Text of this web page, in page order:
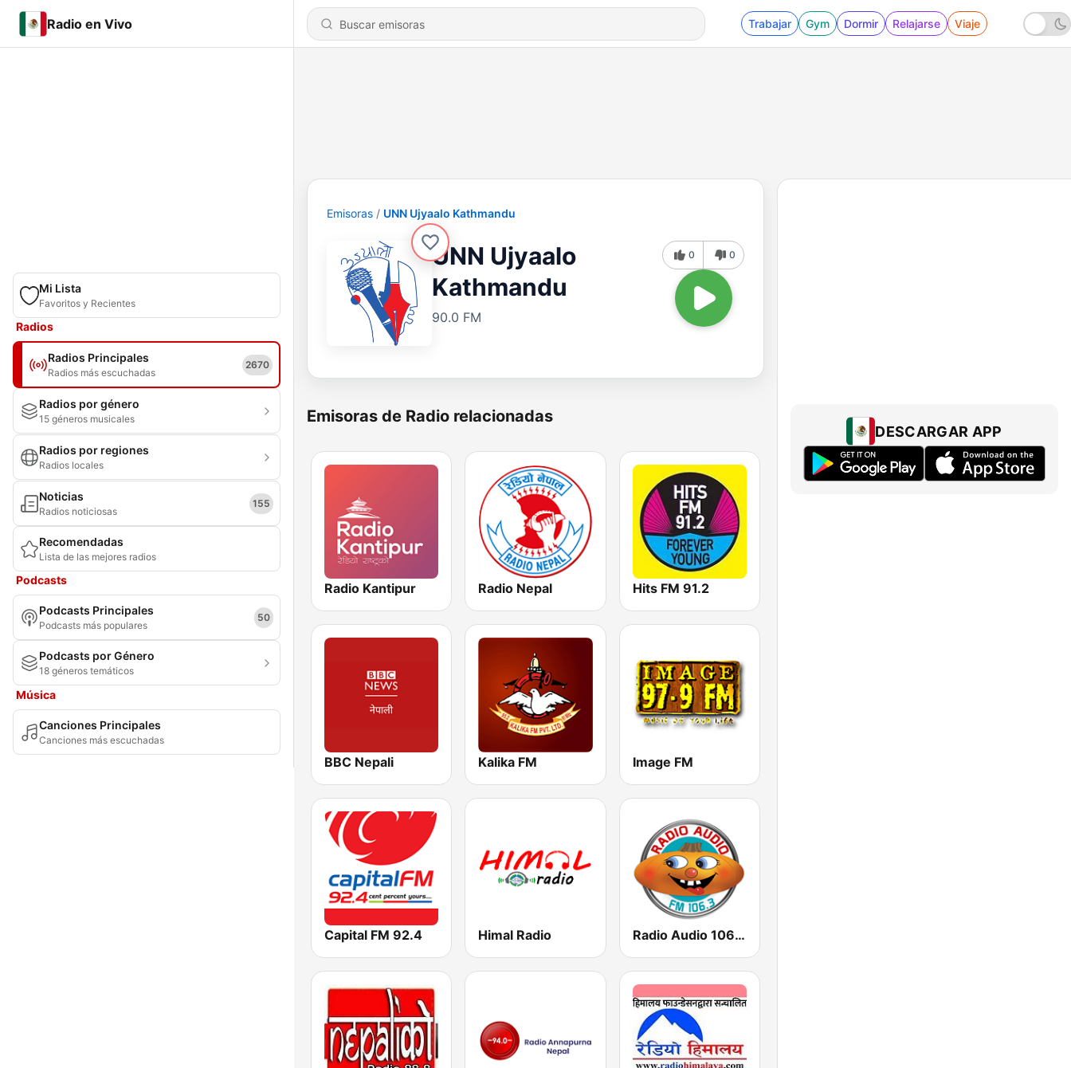
Radio en Vivo Trabajar Gym Dormir Relajarse Viaje
Mi Lista
Favoritos y Recientes
Radios
Radios Principales
Radios más escuchadas
2670
Radios por género
15 géneros musicales
Radios por regiones
Radios locales
Noticias
Radios noticiosas
155
Recomendadas
Lista de las mejores radios
Podcasts
Podcasts Principales
Podcasts más populares
50
Podcasts por Género
18 géneros temáticos
Música
Canciones Principales
Canciones más escuchadas
Emisoras UNN Ujyaalo Kathmandu
UNN Ujyaalo
Kathmandu
90.0 FM
0 0
Emisoras de Radio relacionadas
Radio Kantipur Radio Nepal Hits FM 91.2
BBC Nepali Kalika FM Image FM
Capital FM 92.4 Himal Radio Radio Audio 106.3
DESCARGAR APP